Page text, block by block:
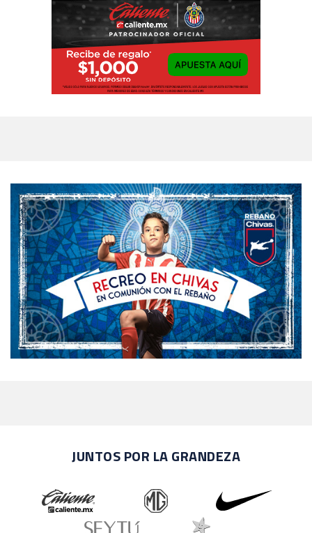
AKRON
ESTADIO
JUNTOS POR LA GRANDEZA